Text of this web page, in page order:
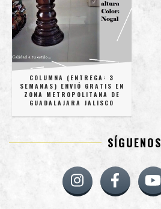
COLUMNA (ENTREGA: 3
SEMANAS) ENVIÓ GRATIS EN
ZONA METROPOLITANA DE
GUADALAJARA JALISCO
SÍGUENOS